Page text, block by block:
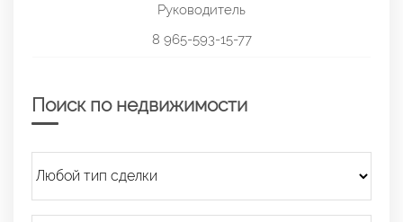
Руководитель
8 965-593-15-77
Поиск по недвижимости